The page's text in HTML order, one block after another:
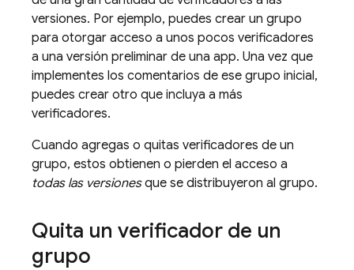
versiones. Por ejemplo, puedes crear un grupo
para otorgar acceso a unos pocos verificadores
a una versión preliminar de una app. Una vez que
implementes los comentarios de ese grupo inicial,
puedes crear otro que incluya a más
verificadores.
Cuando agregas o quitas verificadores de un
grupo, estos obtienen o pierden el acceso a
todas las versionesque se distribuyeron al grupo.
Quita un verificador de un
grupo